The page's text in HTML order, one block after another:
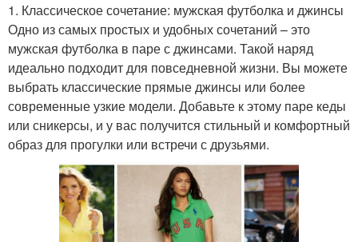
1. Классическое сочетание: мужская футболка и джинсы
Одно из самых простых и удобных сочетаний – это
мужская футболка в паре с джинсами. Такой наряд
идеально подходит для повседневной жизни. Вы можете
выбрать классические прямые джинсы или более
современные узкие модели. Добавьте к этому паре кеды
или сникерсы, и у вас получится стильный и комфортный
образ для прогулки или встречи с друзьями.